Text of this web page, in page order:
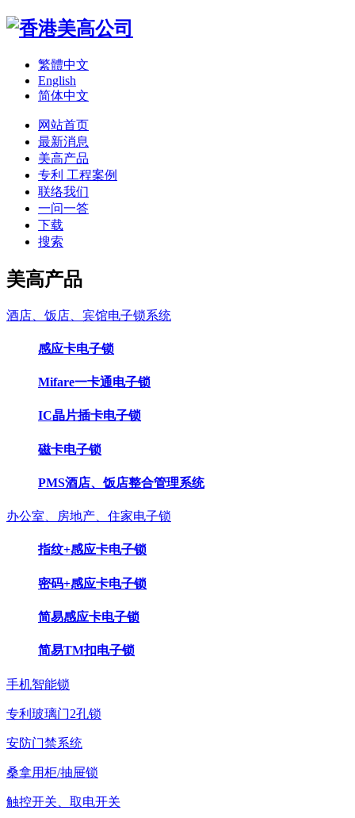
繁體中文
English
简体中文
网站首页
最新消息
美高产品
专利 工程案例
联络我们
一问一答
下载
搜索
美高产品
酒店、饭店、宾馆电子锁系统
感应卡电子锁
Mifare一卡通电子锁
IC晶片插卡电子锁
磁卡电子锁
PMS酒店、饭店整合管理系统
办公室、房地产、住家电子锁
指纹+感应卡电子锁
密码+感应卡电子锁
简易感应卡电子锁
简易TM扣电子锁
手机智能锁
专利玻璃门2孔锁
安防门禁系统
桑拿用柜/抽屉锁
触控开关、取电开关